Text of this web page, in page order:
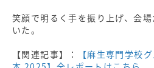
笑顔で明るく手を振り上げ、会
いた。
【関連記事】：
【麻生専門学校